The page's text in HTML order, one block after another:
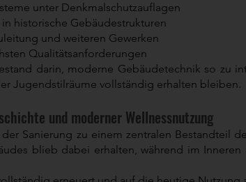
unter Denkmalschutzauflagen
historische Gebäudestrukturen
und weiteren Gewerken
Qualitätsanforderungen
darin, moderne Gebäudetechnik so zu
Jugendstilräume vollständig erhalten bleiben.
und moderner Wellnessnutzung
Sanierung zu einem zentralen Bestandteil
blieb dabei erhalten, während im